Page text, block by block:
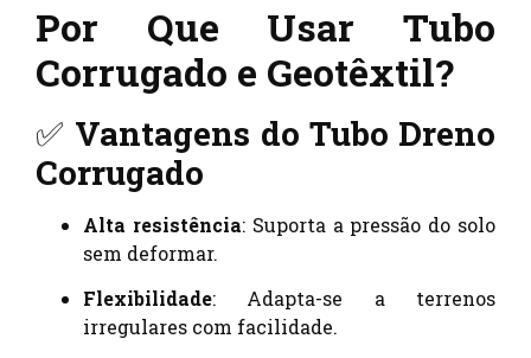
Por Que Usar Tubo
Corrugado e Geotêxtil?
✅ Vantagens do Tubo Dreno
Corrugado
Alta resistência: Suporta a pressão do solo
sem deformar.
Flexibilidade: Adapta-se a terrenos
irregulares com facilidade.